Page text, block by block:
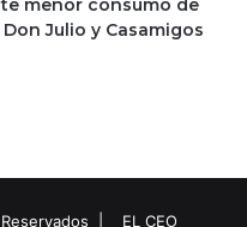
menor consumo de
Julio y Casamigos
| EL CEO